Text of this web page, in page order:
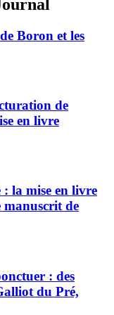
Boron et les
de
en livre
la mise en livre
manuscrit de
: des
du Pré,